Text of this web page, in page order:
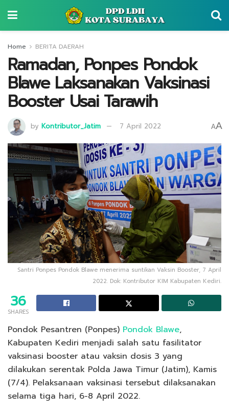
Home BERITA DAERAH
Ramadan, Ponpes Pondok
Blawe Laksanakan Vaksinasi
Booster Usai Tarawih
by Kontributor_Jatim 7 April 2022 AA
Santri Ponpes Pondok Blawe menerima suntikan Vaksin Booster, 7 April
2022. Dok: Kontributor KIM Kabupaten Kediri.
36
SHARES
Pondok Pesantren (Ponpes) Pondok Blawe,
Kabupaten Kediri menjadi salah satu fasilitator
vaksinasi booster atau vaksin dosis 3 yang
dilakukan serentak Polda Jawa Timur (Jatim), Kamis
(7/4). Pelaksanaan vaksinasi tersebut dilaksanakan
selama tiga hari, 6-8 April 2022.